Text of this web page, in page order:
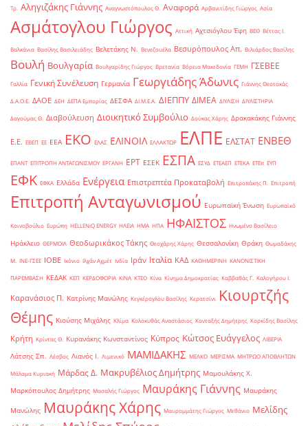
Τρ. Αληγιζάκης Γιάννης Αναγνωστόπουλος Θ. Αναφορά Αρβανιτίδης Γιώργος Ασία
Ασμάτογλου Γιώργος Αττική Αχτσιόγλου Έφη ΒΕΘ Βέττας Ι.
Βαλκάνια Βασίλης Βασιλειάδης Βελετάκης Ν. Βενεζουέλα Βεσυρόπουλος Απ. Βιλιάρδος Βασίλης
Βουλή Βουλγαρία Βουλγαρίδης Γιώργος Βρετανία Βόρεια Μακεδονία ΓΕΜΗ ΓΣΕΒΕΕ
Γαλλία Γενική Συνέλευση Γερμανία Γεωργιάδης Άδωνις Γιάννης Θεοτοκάς
Δ.Α.Ο.Ε. ΔΑΟΕ ΔΕΗ ΔΕΠΑ Εμπορίας ΔΕΣΦΑ ΔΙ.Μ.Ε.Α. ΔΙΕΠΠΥ ΔΙΜΕΑ ΔΙΥΛΙΣΗ ΔΙΥΛΙΣΤΗΡΙΑ
Δαγούμας Θ. Διαβούλευση Διοικητικό Συμβούλιο Δούκας Χάρης Δρακακάκης Γιάννης
Ε.Ε. ΕΒΕΠ ΕΕ ΕΕΑ ΕΚΟ ΕΛΑΣ ΕΛΙΝΟΙΛ ΕΛΛΑΚΤΩΡ ΕΛΠΕ ΕΛΣΤΑΤ ΕΝΒΕΘ
ΕΠΑΝΤ ΕΠΙΤΡΟΠΗ ΑΝΤΑΓΩΝΙΣΜΟΥ ΕΡΓΑΝΗ ΕΡΤ ΕΣΕΚ ΕΣΠΑ ΕΣΥΔ ΕΤΕΑΕΠ ΕΤΕΚΑ ΕΤΕπ ΕΥΠ
ΕΦΚ ΕΦΚΑ Ελλάδα Ενέργεια Επιστρεπτέα Προκαταβολή Επιτροπάκης Π. Επιτροπή
Επιτροπή Ανταγωνισμού Ευρωπαϊκή Ένωση Ευρωπαϊκό
Κοινοβούλιο Ευρώπη ΗELLENiQ ENERGY ΗΛΕΙΑ ΗΜΑ ΗΠΑ ΗΦΑΙΣΤΟΣ Ηνωμένο Βασίλειο
Ηράκλειο ΘΕΡΜΟΙΛ Θεοδωρικάκος Τάκης Θεοχάρης Χάρης Θεσσαλονίκη Θράκη Θωμαδάκης
Μ. ΙΝΕ-ΓΣΕΕ ΙΟΒΕ Ικόνιο Ιλχάν Αχμέτ Ινδία Ιράν Ιταλία ΚΑΔ ΚΑΘΗΜΕΡΙΝΗ ΚΑΝΟΝΙΣΤΙΚΗ
ΠΑΡΕΜΒΑΣΗ ΚΕΔΑΚ ΚΕΠ ΚΕΡΔΟΦΟΡΙΑ ΚΙΝΑ ΚΤΕΟ Κίνα Κίνημα Δημοκρατίας Καββαθάς Γ. Καλογήρου Ι.
Καρανάσιος Π. Κατρίνης Μανώλης Κεγκέρογλου Βασίλης Κερατσίνι
Κιουρτζής
Θέμης Κιούσης Μιχάλης Κλίμα Κολοκυθάς Αναστάσιος Κονταξής Δημήτρης Κορκίδης Βασίλης
Κρήτη Κρίντας Θ. Κυρανάκης Κωνσταντίνος Κύπρος Κώτσος Ευάγγελος ΛΙΒΕΡΙΑ
Λάτσης Σπ. Λέσβος Λιανός Ι. Λιμενικό ΜΑΜΙΔΑΚΗΣ ΜΕΛΚΟ ΜΕΡΙΣΜΑ ΜΗΤΡΩΟ ΑΠΟΒΛΗΤΩΝ
Μάλαμα Κυριακή Μάρδας Δ. Μακρυβέλιος Δημήτρης Μαμουλάκης Χ.
Μαρκόπουλος Δημήτρης Μασαλής Γιώργος Μαυράκης Γιάννης Μαυράκης
Μανώλης Μαυράκης Χάρης Μαυρομμάτης Γιώργος Μεθάνιο Μελίδης